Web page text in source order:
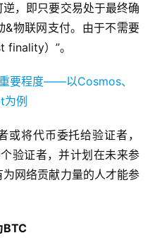
，即只要交易处于最终确
&物联网支付。由于不需要
finality）”。
或将代币委托给验证者，
验证者，并计划在未来参
网络贡献力量的人才能参
BTC